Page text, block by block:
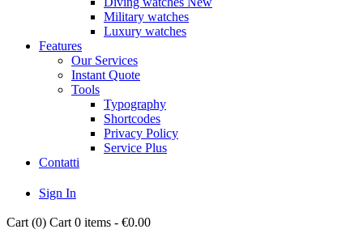
Military watches
Luxury watches
Features
Our Services
Instant Quote
Tools
Typography
Shortcodes
Privacy Policy
Service Plus
Contatti
Sign In
Cart (0) Cart 0 items - €0.00